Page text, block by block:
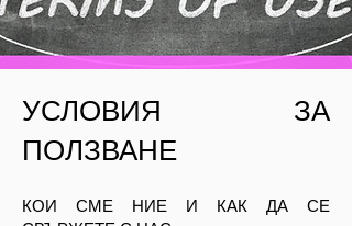
УСЛОВИЯ ЗА
ПОЛЗВАНЕ
КОИ СМЕ НИЕ И КАК ДА СЕ